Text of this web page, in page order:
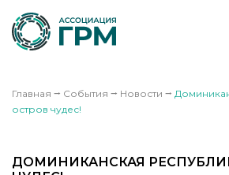
Главная ⭢ События ⭢ Новости ⭢
остров чудес!
ДОМИНИКАНСКАЯ